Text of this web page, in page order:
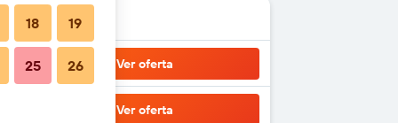
Ver oferta
Ver oferta
18 19
25 26